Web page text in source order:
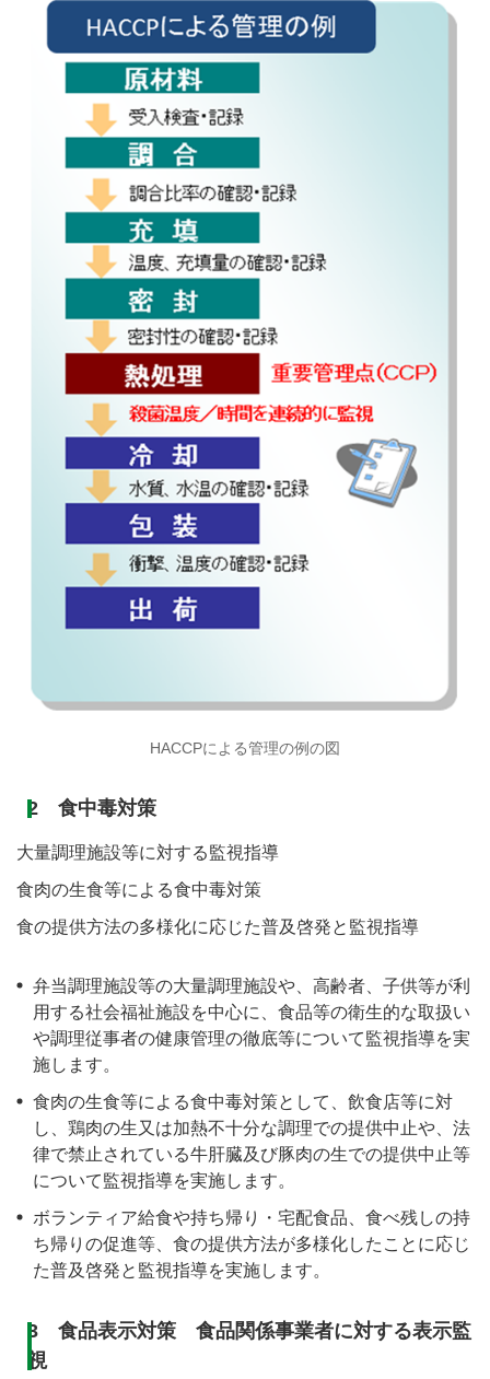
HACCPによる管理の例の図
2 食中毒対策
大量調理施設等に対する監視指導
食肉の生食等による食中毒対策
食の提供方法の多様化に応じた普及啓発と監視指導
弁当調理施設等の大量調理施設や、高齢者、子供等が利
用する社会福祉施設を中心に、食品等の衛生的な取扱い
や調理従事者の健康管理の徹底等について監視指導を実
施します。
食肉の生食等による食中毒対策として、飲食店等に対
し、鶏肉の生又は加熱不十分な調理での提供中止や、法
律で禁止されている牛肝臓及び豚肉の生での提供中止等
について監視指導を実施します。
ボランティア給食や持ち帰り・宅配食品、食べ残しの持
ち帰りの促進等、食の提供方法が多様化したことに応じ
た普及啓発と監視指導を実施します。
3 食品表示対策 食品関係事業者に対する表示監
視